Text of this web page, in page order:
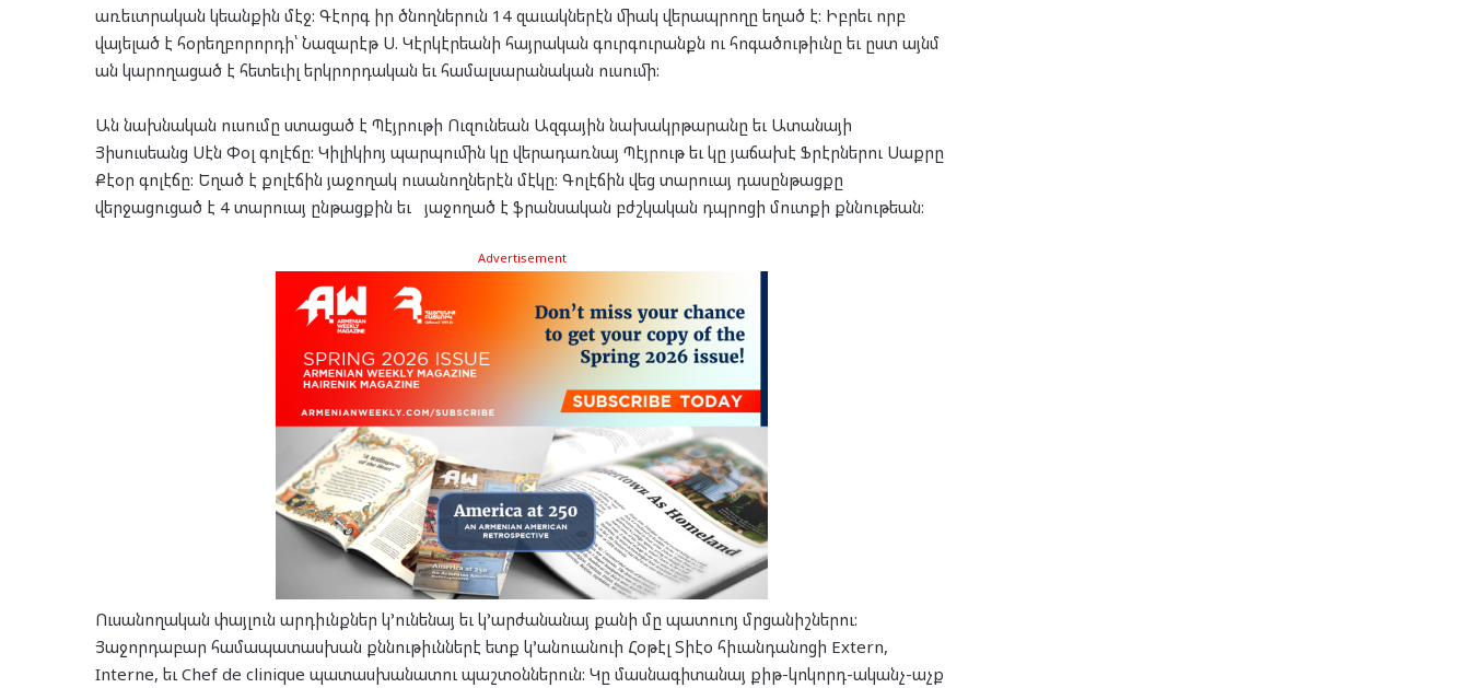
առեւտրական կեանքին մէջ: Գէորգ իր ծնողներուն 14 զաւակներէն միակ վերապրողը եղած է: Իբրեւ որբ
վայելած է հօրեղբորորդի՝ Նազարէթ Ս. Կէրկէրեանի հայրական գուրգուրանքն ու հոգածութիւնը եւ ըստ այնմ
ան կարողացած է հետեւիլ երկրորդական եւ համալսարանական ուսումի:
Ան նախնական ուսումը ստացած է Պէյրութի Ուզունեան Ազգային նախակրթարանը եւ Ատանայի
Յիսուսեանց Սէն Փօլ գոլէճը: Կիլիկիոյ պարպումին կը վերադառնայ Պէյրութ եւ կը յաճախէ Ֆրէրներու Սաքրը
Քէօր գոլէճը: Եղած է քոլէճին յաջողակ ուսանողներէն մէկը: Գոլէճին վեց տարուայ դասընթացքը
վերջացուցած է 4 տարուայ ընթացքին եւ յաջողած է ֆրանսական բժշկական դպրոցի մուտքի քննութեան:
Advertisement
Ուսանողական փայլուն արդիւնքներ կ’ունենայ եւ կ’արժանանայ քանի մը պատուոյ մրցանիշներու:
Յաջորդաբար համապատասխան քննութիւններէ ետք կ’անուանուի Հօթէլ Տիէօ հիւանդանոցի Extern,
Interne, եւ Chef de clinique պատասխանատու պաշտօններուն: Կը մասնագիտանայ քիթ-կոկորդ-ականչ-աչք